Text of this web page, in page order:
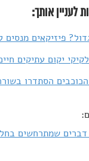
לעניין אותך:
פיזיקאים
יקום עתיקים חיים
הסתדרו
שמתרחשים